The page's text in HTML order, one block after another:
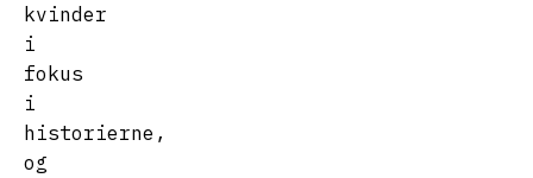
kvinder
i
fokus
i
historierne,
og